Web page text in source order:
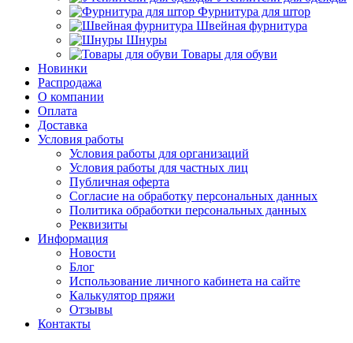
Фурнитура для штор
Швейная фурнитура
Шнуры
Товары для обуви
Новинки
Распродажа
О компании
Оплата
Доставка
Условия работы
Условия работы для организаций
Условия работы для частных лиц
Публичная оферта
Согласие на обработку персональных данных
Политика обработки персональных данных
Реквизиты
Информация
Новости
Блог
Использование личного кабинета на сайте
Калькулятор пряжи
Отзывы
Контакты